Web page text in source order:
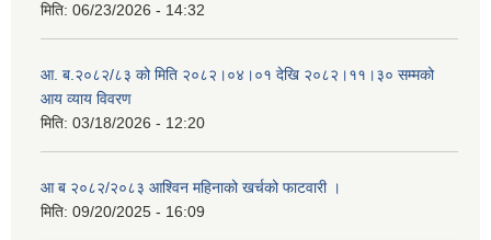
मिति: 06/23/2026 - 14:32
आ. ब.२०८२/८३ को मिति २०८२।०४।०१ देखि २०८२।११।३० सम्मको
आय व्याय विवरण
मिति: 03/18/2026 - 12:20
आ ब २०८२/२०८३ आश्विन महिनाको खर्चको फाटवारी ।
मिति: 09/20/2025 - 16:09